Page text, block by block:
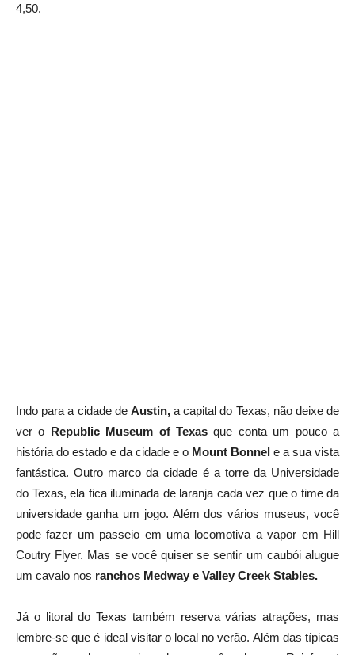
4,50.
Indo para a cidade de Austin,a capital do Texas, não deixe de
ver o Republic Museum of Texas que conta um pouco a
história do estado e da cidade e o Mount Bonnel e a sua vista
fantástica. Outro marco da cidade é a torre da Universidade
do Texas, ela fica iluminada de laranja cada vez que o time da
universidade ganha um jogo. Além dos vários museus, você
pode fazer um passeio em uma locomotiva a vapor em Hill
Coutry Flyer. Mas se você quiser se sentir um caubói alugue
um cavalo nos ranchos Medway e Valley Creek Stables.
Já o litoral do Texas também reserva várias atrações, mas
lembre-se que é ideal visitar o local no verão. Além das típicas